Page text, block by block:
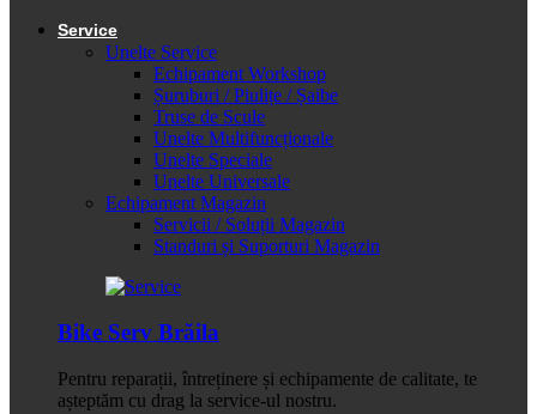
Service
Unelte Service
Echipament Workshop
Șuruburi / Piulițe / Șaibe
Truse de Scule
Unelte Multifuncționale
Unelte Speciale
Unelte Universale
Echipament Magazin
Servicii / Soluții Magazin
Standuri și Suporturi Magazin
Bike Serv Brăila
Pentru reparații, întreținere și echipamente de calitate, te
așteptăm cu drag la service-ul nostru.